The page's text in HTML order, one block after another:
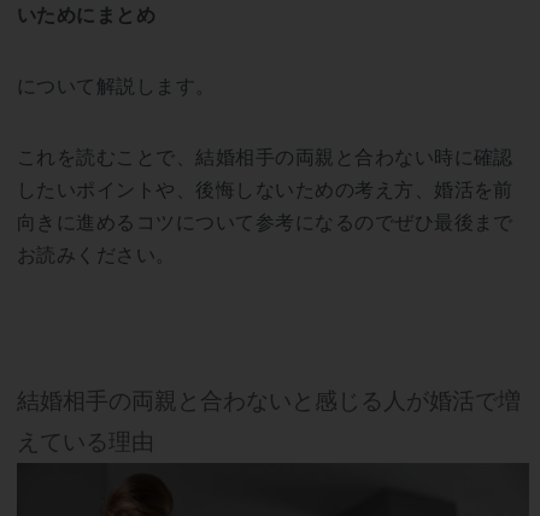
いためにまとめ
について解説します。
これを読むことで、結婚相手の両親と合わない時に確認
したいポイントや、後悔しないための考え方、婚活を前
向きに進めるコツについて参考になるのでぜひ最後まで
お読みください。
結婚相手の両親と合わないと感じる人が婚活で増
えている理由